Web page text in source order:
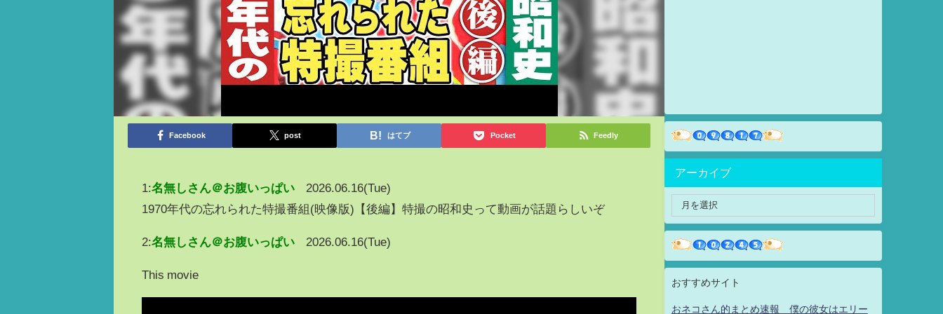
Facebook post はてブ Pocket Feedly
1:名無しさん＠お腹いっぱい
2026.06.16(Tue)
1970年代の忘れられた特撮番組(映像版)【後編】特撮の昭和史って動画が話題らしいぞ
2:名無しさん＠お腹いっぱい 2026.06.16(Tue)
This movie
アーカイブ
おすすめサイト
おネコさん的まとめ速報 僕の彼女はエリー